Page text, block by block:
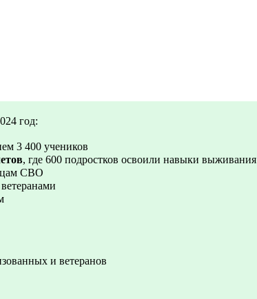
год:
3 400 учеников
, где 600 подростков освоили навыки выживания
СВО
и ветеранов